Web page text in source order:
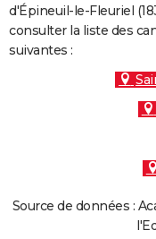
FORUM
Bricolage
Lifestyle
Culture
SportAuto
Television
Voyage
Cinema
d'Épineuil-le-Fleuriel
consulter la liste des
suivantes :
Source de données :